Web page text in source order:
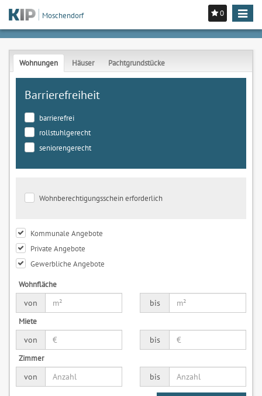
0
Toggle
Moschendorf
Wohnungen Häuser Pachtgrundstücke
Barrierefreiheit
barrierefrei
rollstuhlgerecht
seniorengerecht
Wohnberechtigungsschein erforderlich
Kommunale Angebote
Private Angebote
Gewerbliche Angebote
Wohnfläche
von
bis
Miete
von
bis
Zimmer
von
bis